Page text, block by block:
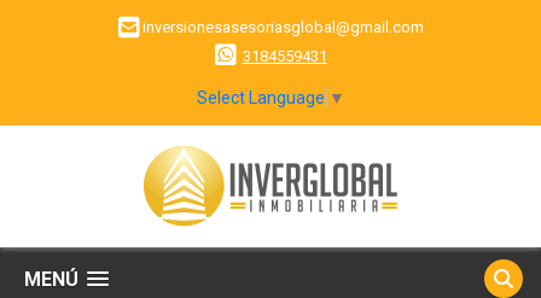
inversionesasesoriasglobal@gmail.com
3184559431
Select Language ▼
MENÚ